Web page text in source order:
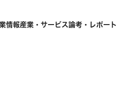
情報産業・サービス論考・レポート